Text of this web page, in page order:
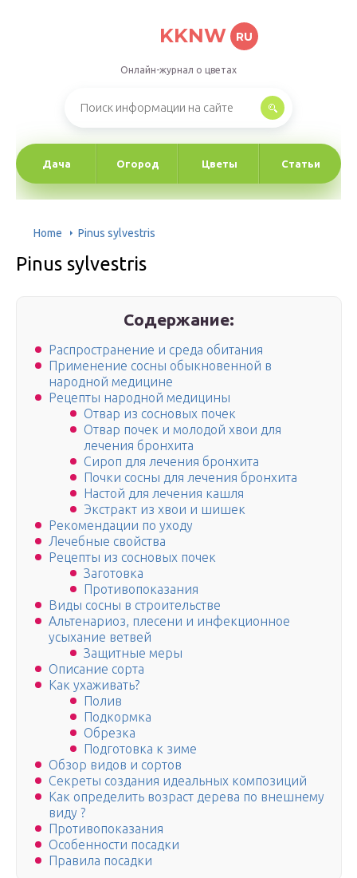
KKNW RU
Онлайн-журнал о цветах
Дача Огород Цветы Статьи
Home Pinus sylvestris
Pinus sylvestris
Содержание:
Распространение и среда обитания
Применение сосны обыкновенной в
народной медицине
Рецепты народной медицины
Отвар из сосновых почек
Отвар почек и молодой хвои для
лечения бронхита
Сироп для лечения бронхита
Почки сосны для лечения бронхита
Настой для лечения кашля
Экстракт из хвои и шишек
Рекомендации по уходу
Лечебные свойства
Рецепты из сосновых почек
Заготовка
Противопоказания
Виды сосны в строительстве
Альтенариоз, плесени и инфекционное
усыхание ветвей
Защитные меры
Описание сорта
Как ухаживать?
Полив
Подкормка
Обрезка
Подготовка к зиме
Обзор видов и сортов
Секреты создания идеальных композиций
Как определить возраст дерева по внешнему
виду ?
Противопоказания
Особенности посадки
Правила посадки